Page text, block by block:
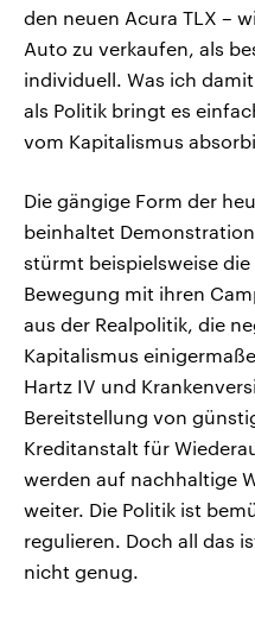
den neuen Acura TLX –
Auto zu verkaufen, als
individuell. Was ich
als Politik bringt es
vom Kapitalismus
Die gängige Form der
beinhaltet
stürmt beispielsweise
Bewegung mit ihren
aus der Realpolitik, die
Kapitalismus
Hartz IV und
Bereitstellung von
Kreditanstalt für
werden auf nachhaltige
weiter. Die Politik ist
regulieren. Doch all das
nicht genug.